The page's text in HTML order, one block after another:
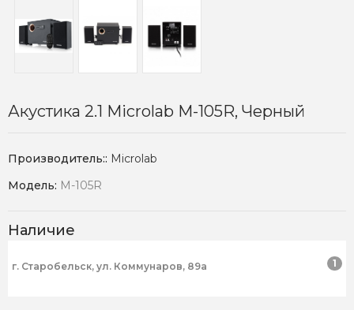
Акустика 2.1 Microlab M-105R, Черный
Производитель:: Microlab
Модель: M-105R
Наличие
г. Старобельск, ул. Коммунаров, 89а 1